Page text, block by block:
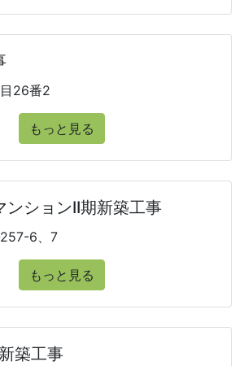
26番2
もっと見る
ンションII期新築工事
6、7
もっと見る
築工事